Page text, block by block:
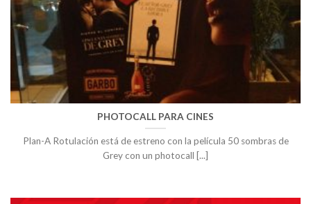
PHOTOCALL PARA CINES
Plan-A Rotulación está de estreno con la película 50 sombras de
Grey con un photocall [...]